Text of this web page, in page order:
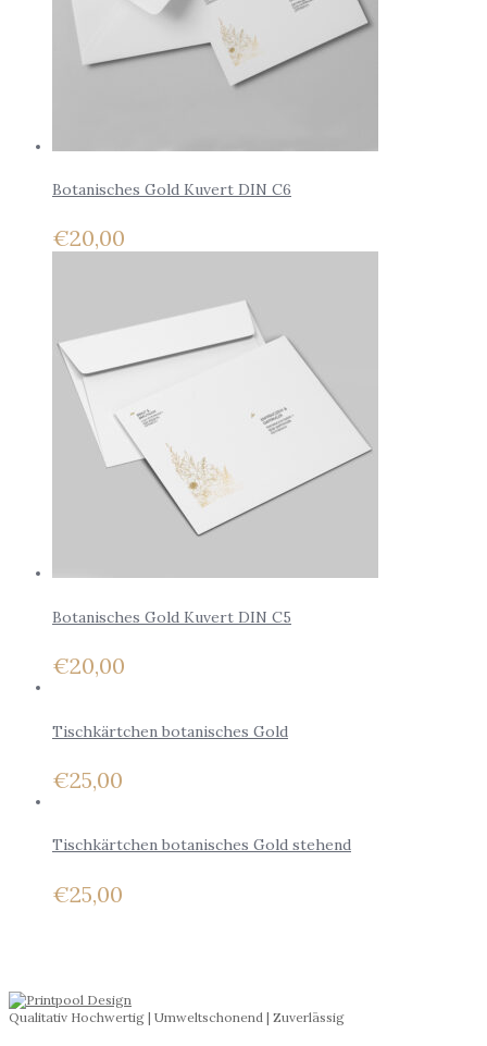
Botanisches Gold Kuvert DIN C6
€20,00
Botanisches Gold Kuvert DIN C5
€20,00
Tischkärtchen botanisches Gold
€25,00
Tischkärtchen botanisches Gold stehend
€25,00
Qualitativ Hochwertig | Umweltschonend | Zuverlässig